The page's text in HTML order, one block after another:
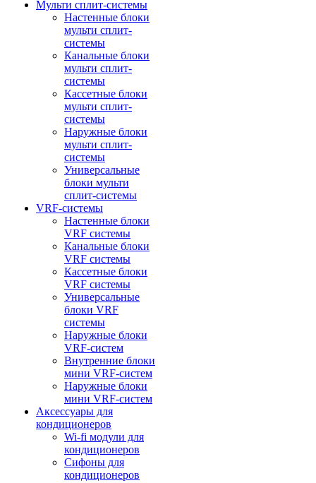
Мульти сплит-системы
Настенные блоки
мульти сплит-
системы
Канальные блоки
мульти сплит-
системы
Кассетные блоки
мульти сплит-
системы
Наружные блоки
мульти сплит-
системы
Универсальные
блоки мульти
сплит-системы
VRF-системы
Настенные блоки
VRF системы
Канальные блоки
VRF системы
Кассетные блоки
VRF системы
Универсальные
блоки VRF
системы
Наружные блоки
VRF-систем
Внутренние блоки
мини VRF-систем
Наружные блоки
мини VRF-систем
Аксессуары для
кондиционеров
Wi-fi модули для
кондиционеров
Сифоны для
кондиционеров